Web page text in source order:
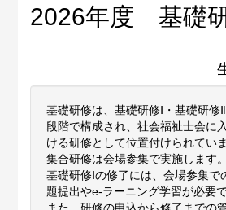
2026年度 基礎
基礎研修は、基礎研修Ⅰ・基礎研修
段階で構成され、社会福祉士会に
ける研修として位置付けられていま
集合研修は会場参集で実施します。
基礎研修Ⅰの修了には、会場参集で
題提出やe-ラーニング学習が必要